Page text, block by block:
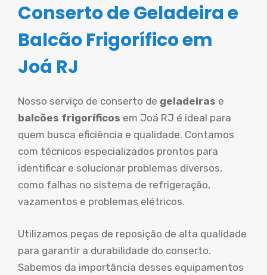
Conserto de Geladeira e
Balcão Frigorífico em
Joá RJ
Nosso serviço de conserto de geladeiras e
balcões frigoríficos em Joá RJ é ideal para
quem busca eficiência e qualidade. Contamos
com técnicos especializados prontos para
identificar e solucionar problemas diversos,
como falhas no sistema de refrigeração,
vazamentos e problemas elétricos.
Utilizamos peças de reposição de alta qualidade
para garantir a durabilidade do conserto.
Sabemos da importância desses equipamentos